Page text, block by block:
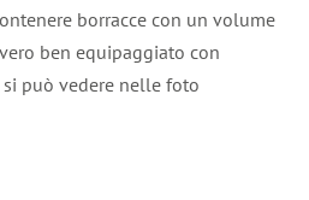
borracce con un volume
ben equipaggiato con
può vedere nelle foto